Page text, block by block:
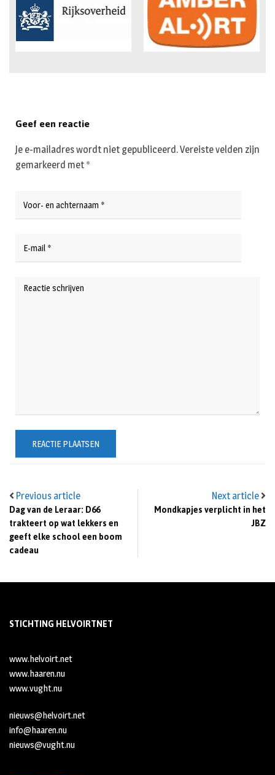
Previous article
Dag van de Leraar: D66
trakteert op wat lekkers en
geeft elke school een boom
cadeau
Next article
Mondkapjes verplicht in het
JBZ
Geef een reactie
Je e-mailadres wordt niet gepubliceerd.Vereiste velden zijn
gemarkeerd met *
STICHTING HELVOIRTNET
www.helvoirt.net
www.haaren.nu
www.vught.nu
nieuws@helvoirt.net
info@haaren.nu
nieuws@vught.nu